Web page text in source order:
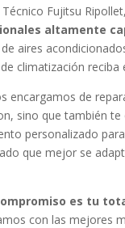
Técnico Fujitsu
altamente
aires
climatización reciba
encargamos de
sino que también
personalizado
que mejor se
es tu
con las mejores